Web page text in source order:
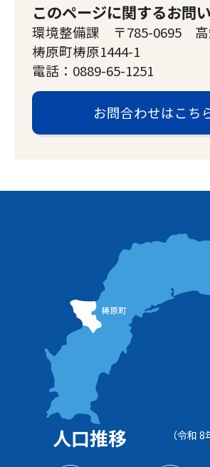
このページに関するお問
環境整備課 〒785-0695 高
梼原町梼原1444-1
電話：0889-65-1251
お問合わせはこち
人口推移 （令和